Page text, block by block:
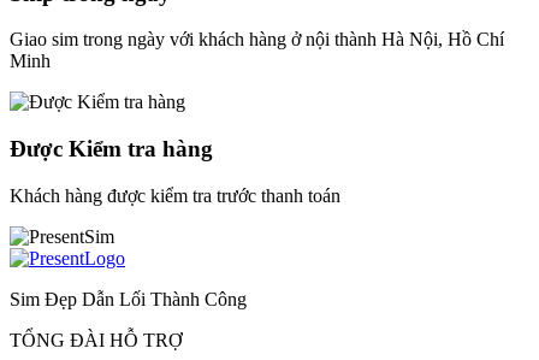
Giao sim trong ngày với khách hàng ở nội thành Hà Nội, Hồ Chí
Minh
Được Kiểm tra hàng
Khách hàng được kiểm tra trước thanh toán
Sim Đẹp Dẫn Lối Thành Công
TỔNG ĐÀI HỖ TRỢ